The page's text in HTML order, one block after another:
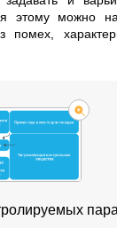
этому можно
помех,